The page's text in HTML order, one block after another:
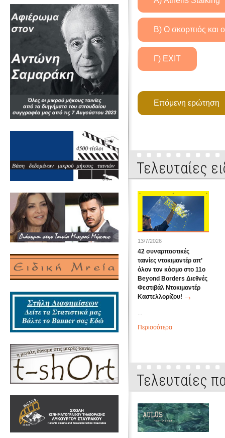
Τελευταίες
13/7/2026
42 συναρπαστικές
ταινίες ντοκιμαντέρ απ’
όλον τον κόσμο στο 11ο
Beyond Borders Διεθνές
Φεστιβάλ Ντοκιμαντέρ
Καστελλορίζου!
...
Περισσότερα
Τελευταίες